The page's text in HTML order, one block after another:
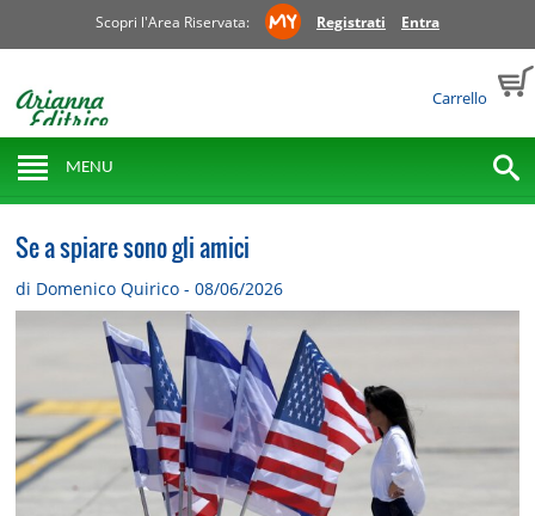
Scopri l'Area Riservata: Registrati Entra
Carrello
MENU
Se a spiare sono gli amici
di Domenico Quirico - 08/06/2026